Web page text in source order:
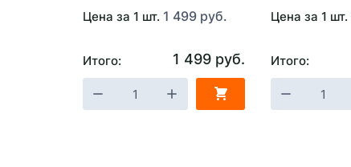
Цена за 1 шт. 1 499 руб.
Итого: 1 499 руб.
Цена за 1 шт.
Итого: